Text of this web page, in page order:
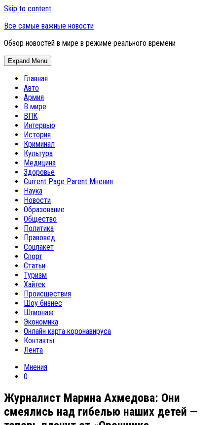
Skip to content
Все самые важные новости
Обзор новостей в мире в режиме реального времени
Expand Menu
Главная
Авто
Армия
В мире
ВПК
Интервью
История
Криминал
Культура
Медицина
Здоровье
Current Page Parent Мнения
Наука
Новости
Образование
Общество
Политика
Правовед
Соцпакет
Спорт
Статьи
Туризм
Хайтек
Происшествия
Шоу бизнес
Шпионаж
Экономика
Онлайн карта коронавируса
Контакты
Лента
Мнения
0
Журналист Марина Ахмедова: Они
смеялись над гибелью наших детей —